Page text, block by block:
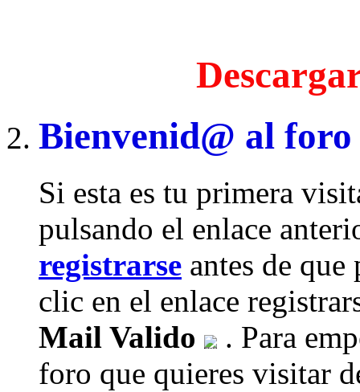
Bienvenid@ al
Si esta es tu primera
pulsando el enlace
registrarse antes de que
clic en el enlace
Mail Valido
. Para
foro que quieres visitar